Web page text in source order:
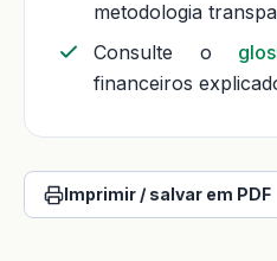
metodologia
Consulte o
financeiros
Imprimir / salvar em PDF